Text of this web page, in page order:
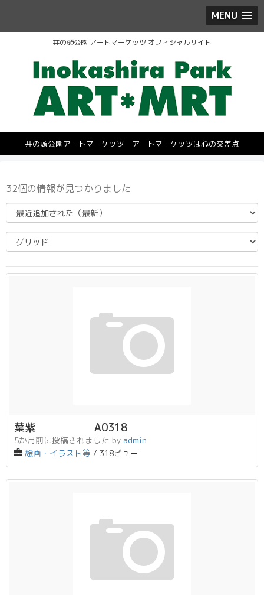
MENU
井の頭公園 アートマーケッツ オフィシャルサイト
井の頭公園アートマーケッツ アートマーケッツは心の交差点
32個の情報が見つかりました
葉紫 A0318
5か月前に投稿されました by admin
絵画・イラスト等 / 318ビュー